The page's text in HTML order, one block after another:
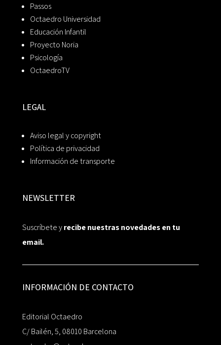
Passos
Octaedro Universidad
Educación Infantil
Proyecto Noria
Psicología
OctaedroTV
LEGAL
Aviso legal y copyright
Política de privacidad
Información de transporte
NEWSLETTER
Suscríbete yrecibe nuestras novedades en tu
email.
INFORMACIÓN DE CONTACTO
Editorial Octaedro
C/ Bailén, 5, 08010 Barcelona